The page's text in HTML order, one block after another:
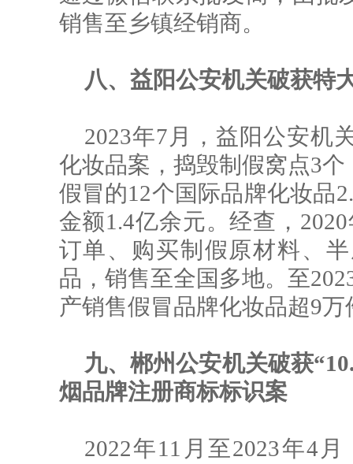
销售至乡镇经销商。
八、益阳公安机关破获特
2023年7月，益阳公安机
化妆品案，捣毁制假窝点3
假冒的12个国际品牌化妆品
金额1.4亿余元。经查，
订单、购买制假原材料、
品，销售至全国多地。至
产销售假冒品牌化妆品超9万
九、郴州公安机关破获
烟品牌注册商标标识案
2022年11月至2023年4